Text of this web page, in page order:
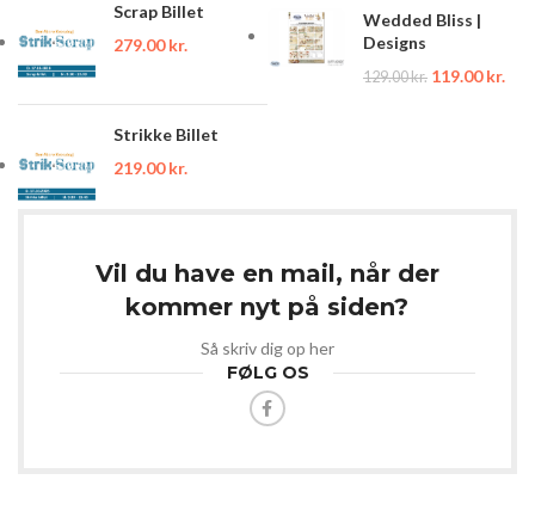
Scrap Billet
279.00kr.
Strikke Billet
219.00kr.
Wedded Bliss |
Designs
129.00kr. 119.00kr.
Vil du have en mail, når der
kommer nyt på siden?
Så skriv dig op her
FØLG OS